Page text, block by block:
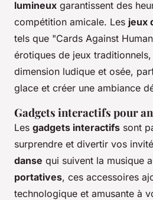
lumineux garantissent des
compétition amicale. Les jeux
tels que "Cards Against
érotiques de jeux
dimension ludique et osée,
glace et créer une ambiance
Gadgets interactifs pour
Les gadgets interactifs sont
surprendre et divertir vos
danse qui suivent la musique
portatives, ces accessoires
technologique et amusante à